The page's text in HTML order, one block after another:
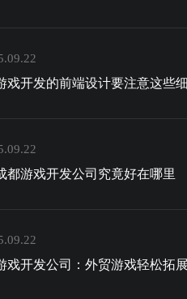
戏开发的前端设计要注意这些
都游戏开发公司究竟好在哪里
戏开发公司：外贸游戏轻松拓